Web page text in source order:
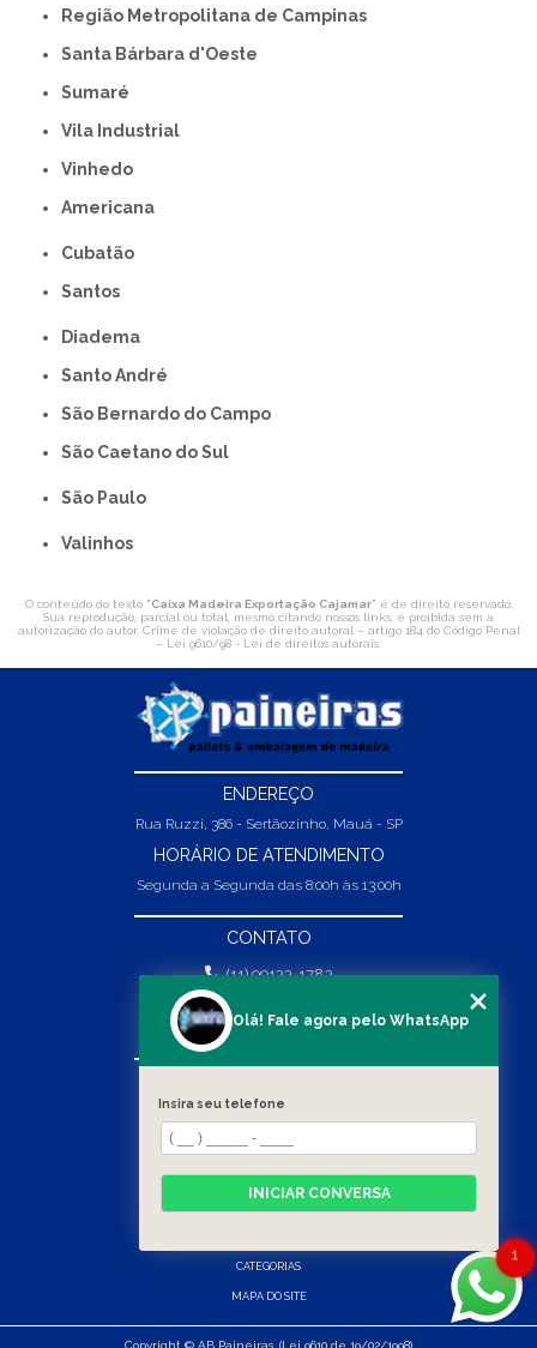
Região Metropolitana de Campinas
Santa Bárbara d'Oeste
Sumaré
Vila Industrial
Vinhedo
americana
Cubatão
Santos
Diadema
Santo André
São Bernardo do Campo
São Caetano do Sul
São Paulo
Valinhos
O conteúdo do texto "Caixa Madeira Exportação Cajamar" é de direito reservado.
Sua reprodução, parcial ou total, mesmo citando nossos links, é proibida sem a
autorização do autor. Crime de violação de direito autoral – artigo 184 do Código Penal
– Lei 9610/98 - Lei de direitos autorais
ENDEREÇO
Rua Ruzzi, 386 - Sertãozinho, Mauá - SP
HORÁRIO DE ATENDIMENTO
Segunda a Segunda das 8:00h às 13:00h
CONTATO
(11) 99132-1783
(11) 99132-1783
vendas@abpaineiras.com.br
SOBRE NÓS
PRODUTOS
CATEGORIAS
MAPA DO SITE
Copyright © AB Paineiras. (Lei 9610 de 19/02/1998)
1
Olá! Fale agora pelo WhatsApp
Insira seu telefone
INICIAR CONVERSA